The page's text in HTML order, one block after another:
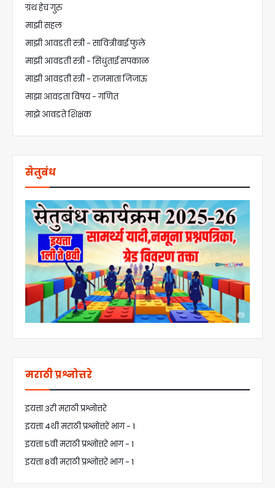
ग्रंथ हेच गुरु
माझी सहल
माझी आवडती स्त्री - सावित्रीबाई फुले
माझी आवडती स्त्री - सिंधुताई सपकाळ
माझी आवडती स्त्री - राजमाता जिजाऊ
माझा आवडता विषय - गणित
माझे आवडते शिक्षक
सेतुबंध
मराठी प्रश्नोत्तरे
इयत्ता 3री मराठी प्रश्नोत्तरे
इयत्ता 4थी मराठी प्रश्नोत्तरे भाग - 1
इयत्ता 5वी मराठी प्रश्नोत्तरे भाग - 1
इयत्ता 8वी मराठी प्रश्नोत्तरे भाग - 1